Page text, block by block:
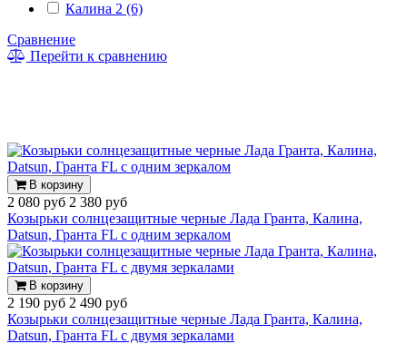
Калина 2 (6)
Сравнение
Перейти к сравнению
В корзину
2 080 руб 2 380 руб
Козырьки солнцезащитные черные Лада Гранта, Калина,
Datsun, Гранта FL с одним зеркалом
В корзину
2 190 руб 2 490 руб
Козырьки солнцезащитные черные Лада Гранта, Калина,
Datsun, Гранта FL с двумя зеркалами